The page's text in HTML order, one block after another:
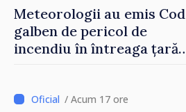
Meteorologii au emis Cod
galben de pericol de
incendiu în întreaga țară
/ Acum 17 ore